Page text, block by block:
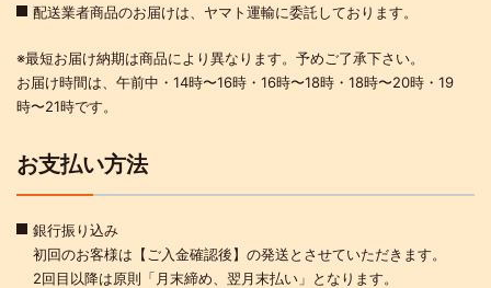
配送業者商品のお届けは、ヤマト運輸に委託しております。
※最短お届け納期は商品により異なります。予めご了承下さい。
お届け時間は、午前中・14時〜16時・16時〜18時・18時〜20時・19
時〜21時です。
お支払い方法
銀行振り込み
初回のお客様は【ご入金確認後】の発送とさせていただきます。
2回目以降は原則「月末締め、翌月末払い」となります。